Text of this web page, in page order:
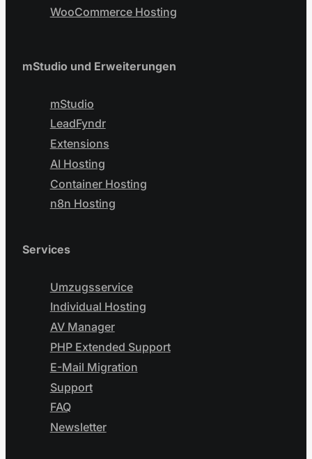
WooCommerce Hosting
mStudio und Erweiterungen
mStudio
LeadFyndr
Extensions
AI Hosting
Container Hosting
n8n Hosting
Services
Umzugsservice
Individual Hosting
AV Manager
PHP Extended Support
E-Mail Migration
Support
FAQ
Newsletter